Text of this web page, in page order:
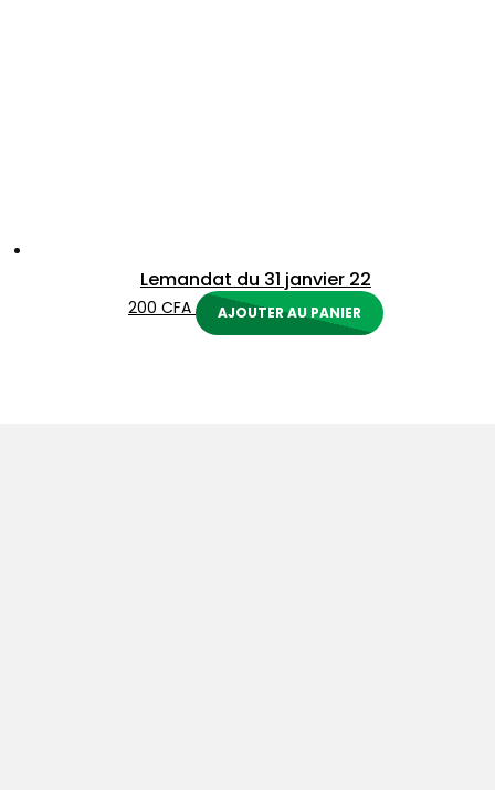
Lemandat du 31 janvier 22
200 CFA AJOUTER AU PANIER